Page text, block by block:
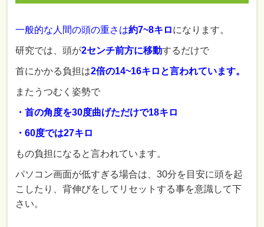
一般的な人間の頭の重さは約7~8キロになります。
研究では、頭が2センチ前方に移動するだけで
首にかかる負担は2倍の14~16キロと言われています。
またうつむく姿勢で
・首の角度を30度曲げただけで18キロ
・60度では27キロ
もの負担になると言われています。
パソコン画面が低すぎる場合は、30分を目安に頭を起
こしたり、背伸びをしてリセットする事を意識して下
さい。